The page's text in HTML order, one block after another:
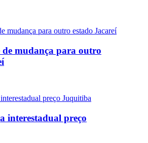
de mudança para outro
interestadual preço